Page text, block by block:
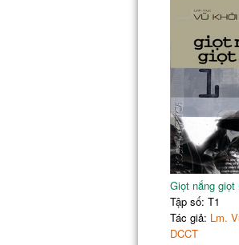
Paris by night
Văn là người
Ai ngờ?
Đại tăng tí
Dòng đời như
Linh mục
30. Dù sao đi nửa
Gene killy
Tôi đụng đến
St. Valentine's
Rác rưới trong
Ghiền gia truyền
Dòng đời qua
Giọt nắng giọt
Tập số: T1
Tác giả: Lm.
DCCT